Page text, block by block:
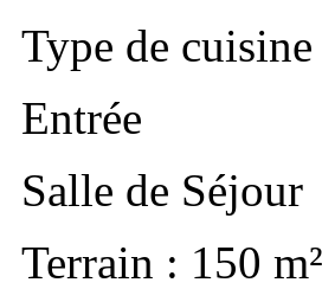
Type de cuisine
Entrée
Salle de Séjour
Terrain : 150 m²